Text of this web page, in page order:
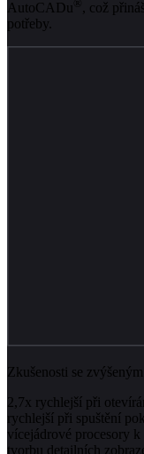
AutoCADu ® , což
potřeby.
Zkušenosti se
2,7x rychlejší při
rychlejší při spuštění
vícejádrové procesory
tvorbu detailních